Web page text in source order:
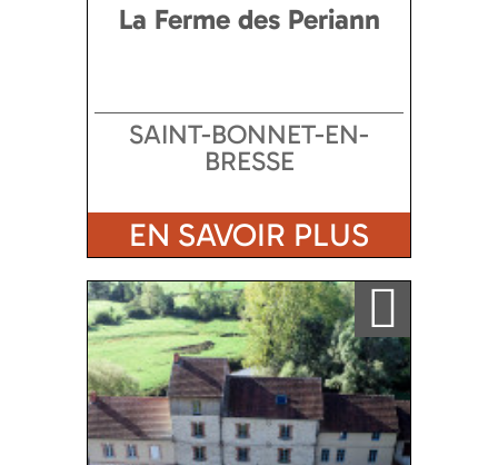
La Ferme des Periann
SAINT-BONNET-EN-
BRESSE
EN SAVOIR PLUS
Ajouter a ma sélection